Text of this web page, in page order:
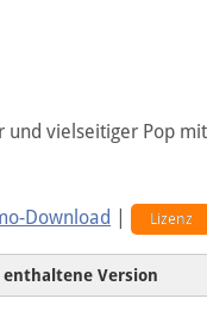
und vielseitiger Pop
Download Lizenz
Version